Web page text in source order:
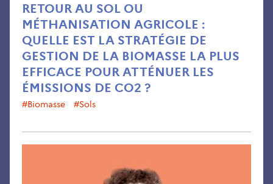
RETOUR AU SOL OU
MÉTHANISATION AGRICOLE :
QUELLE EST LA STRATÉGIE DE
GESTION DE LA BIOMASSE LA PLUS
EFFICACE POUR ATTÉNUER LES
ÉMISSIONS DE CO2 ?
#Biomasse #sols